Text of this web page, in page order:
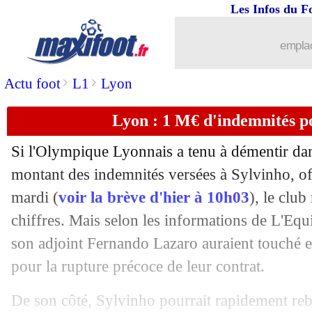
Actu foot> L1 > Lyon
Les Infos du
Lyon : 1 M€ d'indemnités
Si l'Olympique Lyonnais a tenu à démentir
montant des indemnités versées à Sylvinho,
mardi (voir la brève d'hier à 10h03), le club
chiffres. Mais selon les informations de
son adjoint Fernando Lazaro auraient touché
pour la rupture précoce de leur contrat.
De son côté, Sylvinho pourrait rapidement
Juve: un départ de Ronaldo, Paratici
16/10 Algérie
16/10 PSG: Tuchel vise bien Havertz
16/10 EdF (Espoirs) : Edouard est bouillant
16/10 Monaco: Fabregas a fait son mea
16/10 PSG: négociations ouvertes avec
Sondage MF: Garcia à l'OL, une
16/10 PSG: Icardi se sent bien avec Tuchel